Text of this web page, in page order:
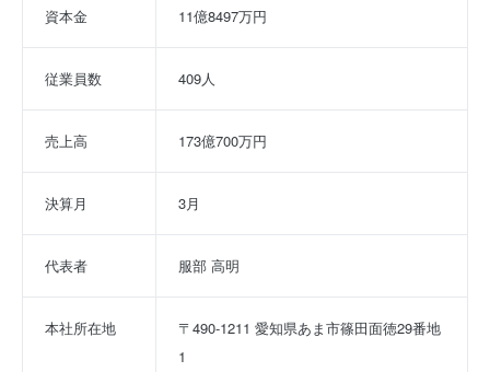
資本金 11億8497万円
従業員数 409人
売上高 173億700万円
決算月 3月
代表者 服部 高明
本社所在地
〒490-1211 愛知県あま市篠田面徳29番地
1